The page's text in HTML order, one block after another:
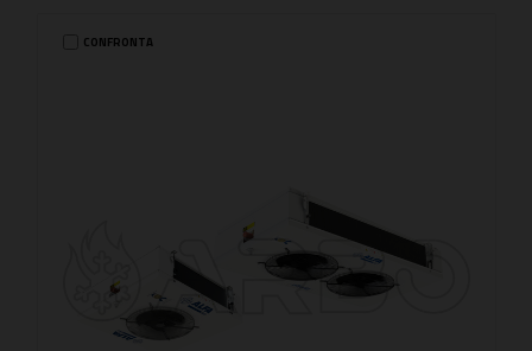
CONFRONTA